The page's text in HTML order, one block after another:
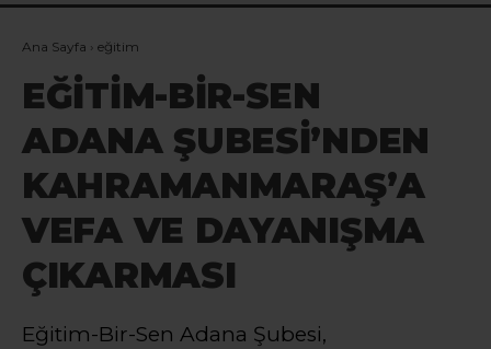
Ana Sayfa › eğitim
EĞİTİM-BİR-SEN
ADANA ŞUBESİ’NDEN
KAHRAMANMARAŞ’A
VEFA VE DAYANIŞMA
ÇIKARMASI
Eğitim-Bir-Sen Adana Şubesi,